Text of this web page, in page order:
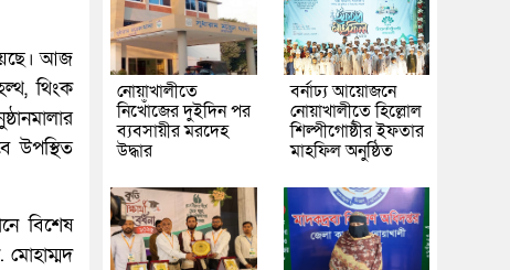
আজ
থিংক
উপস্থিত
বিশেষ
নোয়াখালীতে
নিখোঁজের দুইদিন পর
ব্যবসায়ীর মরদেহ
উদ্ধার
বর্নাঢ্য আয়োজনে
নোয়াখালীতে হিল্লোল
শিল্পীগোষ্ঠীর ইফতার
মাহফিল অনুষ্ঠিত